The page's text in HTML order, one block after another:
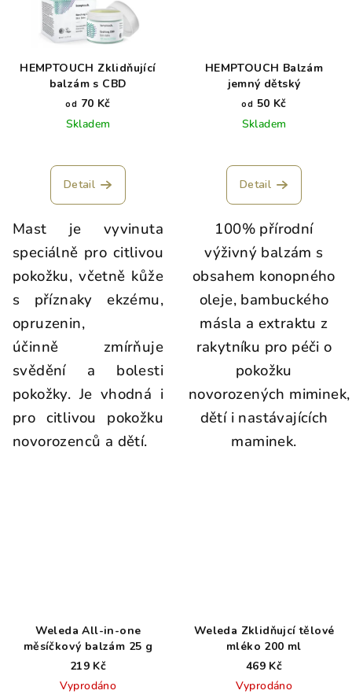
HEMPTOUCH Zklidňující
balzám s CBD
od 70 Kč
Skladem
Detail
Mast je vyvinuta
speciálně pro citlivou
pokožku, včetně kůže
s příznaky ekzému,
opruzenin,
účinně zmírňuje
svědění a bolesti
pokožky. Je vhodná i
pro citlivou pokožku
novorozenců a dětí.
HEMPTOUCH Balzám
jemný dětský
od 50 Kč
Skladem
Detail
100% přírodní
výživný balzám s
obsahem konopného
oleje, bambuckého
másla a extraktu z
rakytníku pro péči o
pokožku
novorozených miminek,
dětí i nastávajících
maminek.
Weleda All-in-one
měsíčkový balzám 25 g
219 Kč
Vyprodáno
Weleda Zklidňujcí tělové
mléko 200 ml
469 Kč
Vyprodáno